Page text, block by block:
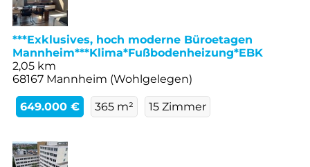
***Exklusives, hoch moderne Büroetagen
Mannheim***Klima*Fußbodenheizung*EBK
2,05 km
68167 Mannheim (Wohlgelegen)
649.000 € 365 m² 15 Zimmer